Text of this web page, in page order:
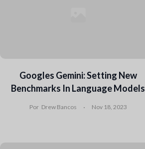
Googles Gemini: Setting New
Benchmarks In Language Models
Por Drew Bancos Nov 18, 2023